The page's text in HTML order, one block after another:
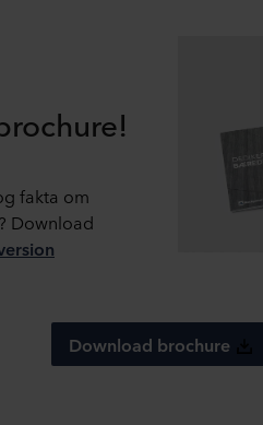
fakta om
Download
Download brochure